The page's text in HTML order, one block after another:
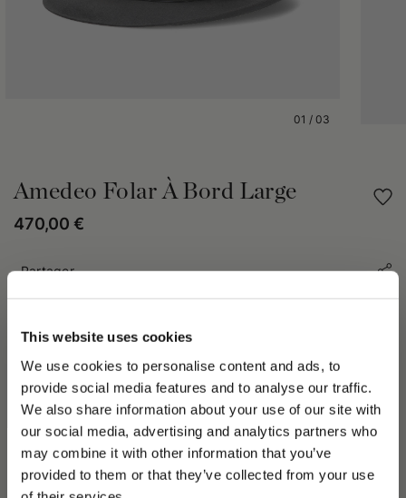
This website uses cookies
We use cookies to personalise content and ads, to
provide social media features and to analyse our traffic.
We also share information about your use of our site with
our social media, advertising and analytics partners who
may combine it with other information that you’ve
provided to them or that they’ve collected from your use
PLEASE CHOOSE YOUR COUNTRY
We detected that you are browsing from United States, do
01 / 03
Amedeo Folar À Bord Large
470,00 €
Partager
Le chapeau Amedeo est un symbole intemporel de l'excellence
Borsalino. Confectionné en feutre de qualité supérieure,
reconnu pour son toucher doux et sa finition lisse, il offre une
élégance durable et une excellente résistance dans le temps.
Entièrement doublé pour un confort optimal, il est sublimé par
un ruban en gros-grain de 3 cm. Son bord large mesure
environ 7,5 cm.
Chaque chapeau en feutre Borsalino est façonné à la main en